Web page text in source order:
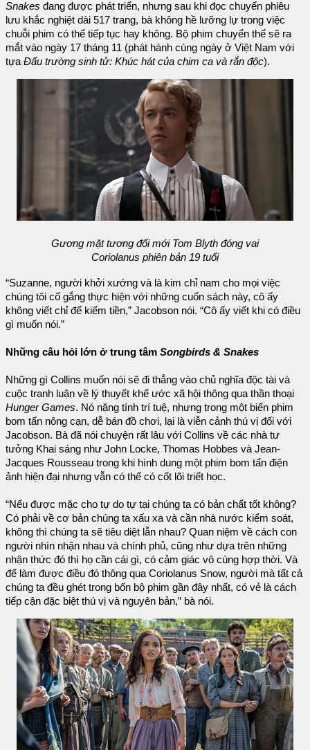
Snakes đang được phát triển, nhưng sau khi đọc chuyến phiêu
lưu khắc nghiệt dài 517 trang, bà không hề lưỡng lự trong việc
chuỗi phim có thể tiếp tục hay không. Bộ phim chuyển thể sẽ ra
mắt vào ngày 17 tháng 11 (phát hành cùng ngày ở Việt Nam với
tựaĐấu trường sinh tử: Khúc hát của chim ca và rắn độc).
Gương mặt tương đối mới Tom Blyth đóng vai
Coriolanus phiên bản 19 tuổi
“Suzanne, người khởi xướng và là kim chỉ nam cho mọi việc
chúng tôi cố gắng thực hiện với những cuốn sách này, cô ấy
không viết chỉ để kiếm tiền,” Jacobson nói. “Cô ấy viết khi có điều
gì muốn nói.”
Những câu hỏi lớn ở trung tâm Songbirds & Snakes
Những gì Collins muốn nói sẽ đi thẳng vào chủ nghĩa độc tài và
cuộc tranh luận về lý thuyết khế ước xã hội thông qua thần thoại
Hunger Games. Nó nặng tính trí tuệ, nhưng trong một biển phim
bom tấn nông cạn, dễ bán đồ chơi, lại là viễn cảnh thú vị đối với
Jacobson. Bà đã nói chuyện rất lâu với Collins về các nhà tư
tưởng Khai sáng như John Locke, Thomas Hobbes và Jean-
Jacques Rousseau trong khi hình dung một phim bom tấn điện
ảnh hiện đại nhưng vẫn có thể có cốt lõi triết học.
“Nếu được mặc cho tự do tự tại chúng ta có bản chất tốt không?
Có phải về cơ bản chúng ta xấu xa và cần nhà nước kiểm soát,
không thì chúng ta sẽ tiêu diệt lẫn nhau? Quan niệm về cách con
người nhìn nhận nhau và chính phủ, cũng như dựa trên những
nhận thức đó thì họ cần cái gì, có cảm giác vô cùng hợp thời. Và
để làm được điều đó thông qua Coriolanus Snow, người mà tất cả
chúng ta đều ghét trong bốn bộ phim gần đây nhất, có vẻ là cách
tiếp cận đặc biệt thú vị và nguyên bản,” bà nói.